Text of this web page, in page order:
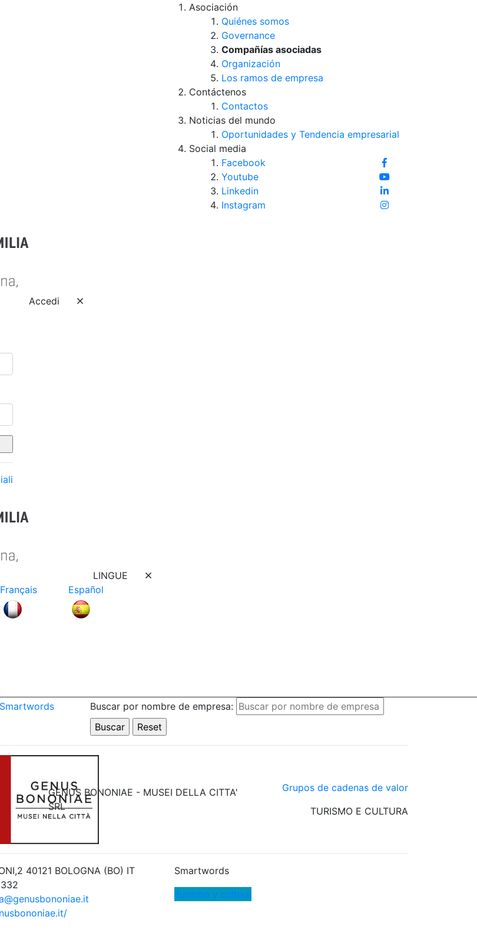
Asociación
Quiénes somos
Governance
Compañías asociadas
Organización
Los ramos de empresa
Contáctenos
Contactos
Noticias del mundo
Oportunidades y Tendencia empresarial
Social media
Facebook
Youtube
Linkedin
Instagram
Accedi
LINGUE
Français Español
Buscar por nombre de empresa:
GENUS BONONIAE - MUSEI DELLA CITTA'
SRL
Grupos de cadenas de valor
TURISMO E CULTURA
40121 BOLOGNA (BO) IT
Smartwords
Turismo y cultura